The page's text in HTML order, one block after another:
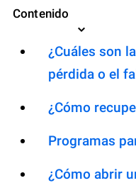
Contenido
¿Cuáles son
pérdida o el
¿Cómo
Programas
¿Cómo abrir